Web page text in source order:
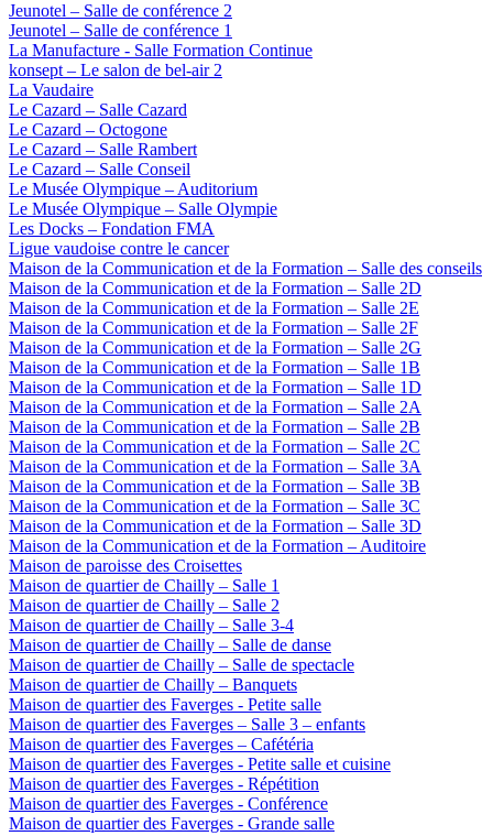
Jeunotel – Salle de conférence 2
Jeunotel – Salle de conférence 1
La Manufacture - Salle Formation Continue
konsept – Le salon de bel-air 2
La Vaudaire
Le Cazard – Salle Cazard
Le Cazard – Octogone
Le Cazard – Salle Rambert
Le Cazard – Salle Conseil
Le Musée Olympique – Auditorium
Le Musée Olympique – Salle Olympie
Les Docks – Fondation FMA
Ligue vaudoise contre le cancer
Maison de la Communication et de la Formation – Salle des conseils
Maison de la Communication et de la Formation – Salle 2D
Maison de la Communication et de la Formation – Salle 2E
Maison de la Communication et de la Formation – Salle 2F
Maison de la Communication et de la Formation – Salle 2G
Maison de la Communication et de la Formation – Salle 1B
Maison de la Communication et de la Formation – Salle 1D
Maison de la Communication et de la Formation – Salle 2A
Maison de la Communication et de la Formation – Salle 2B
Maison de la Communication et de la Formation – Salle 2C
Maison de la Communication et de la Formation – Salle 3A
Maison de la Communication et de la Formation – Salle 3B
Maison de la Communication et de la Formation – Salle 3C
Maison de la Communication et de la Formation – Salle 3D
Maison de la Communication et de la Formation – Auditoire
Maison de paroisse des Croisettes
Maison de quartier de Chailly – Salle 1
Maison de quartier de Chailly – Salle 2
Maison de quartier de Chailly – Salle 3-4
Maison de quartier de Chailly – Salle de danse
Maison de quartier de Chailly – Salle de spectacle
Maison de quartier de Chailly – Banquets
Maison de quartier des Faverges - Petite salle
Maison de quartier des Faverges – Salle 3 – enfants
Maison de quartier des Faverges – Cafétéria
Maison de quartier des Faverges - Petite salle et cuisine
Maison de quartier des Faverges - Répétition
Maison de quartier des Faverges - Conférence
Maison de quartier des Faverges - Grande salle